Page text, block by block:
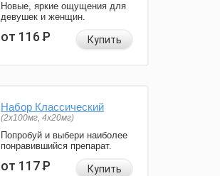
Новые, яркие ощущения для
девушек и женщин.
от 116Р Купить
Набор Классический
(2x100мг, 4x20мг)
Попробуй и выбери наиболее
понравившийся препарат.
от 117Р Купить